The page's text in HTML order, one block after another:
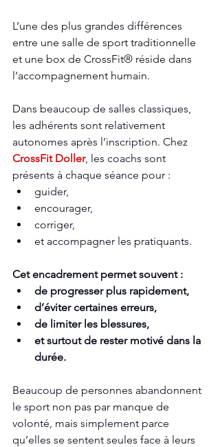
L’une des plus grandes différences
entre une salle de sport traditionnelle
et une box de CrossFit® réside dans
l’accompagnement humain.
Dans beaucoup de salles classiques,
les adhérents sont relativement
autonomes après l’inscription. Chez
CrossFit Doller, les coachs sont
présents à chaque séance pour :
guider,
encourager,
corriger,
et accompagner les pratiquants.
Cet encadrement permet souvent :
de progresser plus rapidement,
d’éviter certaines erreurs,
de limiter les blessures,
et surtout de rester motivé dans la
durée.
Beaucoup de personnes abandonnent
le sport non pas par manque de
volonté, mais simplement parce
qu’elles se sentent seules face à leurs